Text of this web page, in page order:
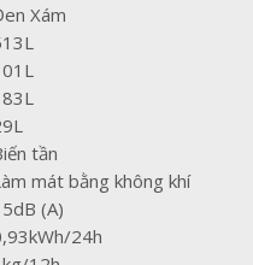
Xám
tần
mát bằng không khí
(A)
24h